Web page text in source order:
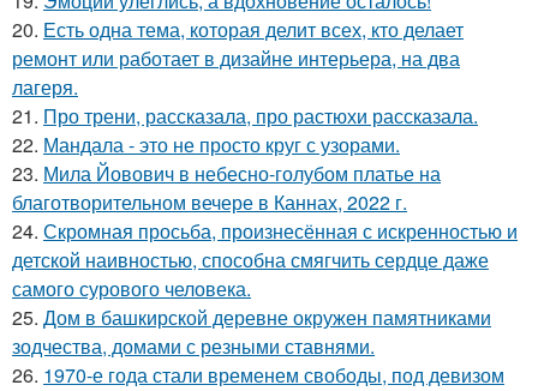
20. Есть одна тема, которая делит всех, кто делает
ремонт или работает в дизайне интерьера, на два
лагеря.
21. Про трени, рассказала, про растюхи рассказала.
22. Мандала - это не просто круг с узорами.
23. Мила Йовович в небесно-голубом платье на
благотворительном вечере в Каннах, 2022 г.
24. Скромная просьба, произнесённая с искренностью и
детской наивностью, способна смягчить сердце даже
самого сурового человека.
25. Дом в башкирской деревне окружен памятниками
зодчества, домами с резными ставнями.
26. 1970-е года стали временем свободы, под девизом